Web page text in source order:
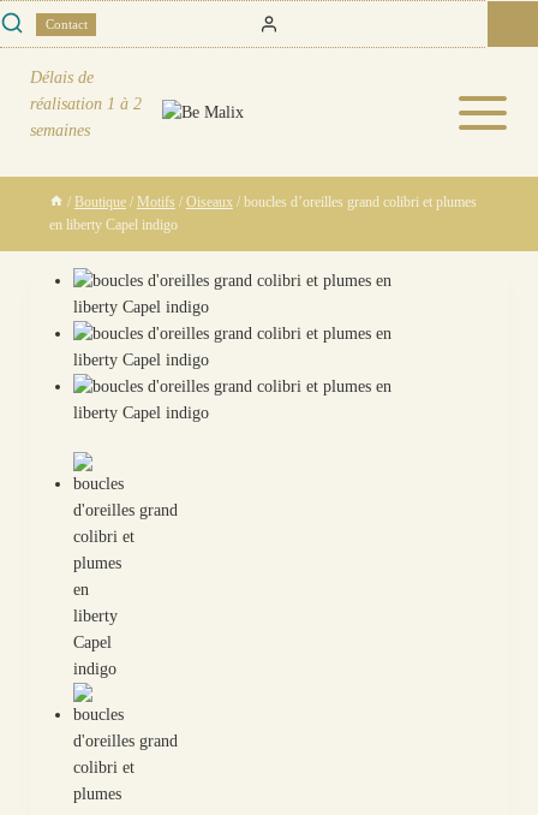
Skip
Contact
Délais de
réalisation 1 à 2
semaines
/ Boutique / Motifs / Oiseaux / boucles d’oreilles grand colibri et plumes
en liberty Capel indigo